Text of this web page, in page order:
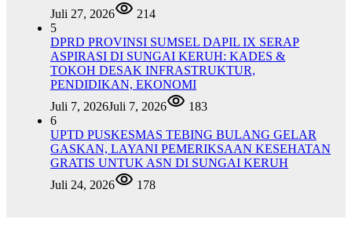
Juli 27, 2026
214
5
DPRD PROVINSI SUMSEL DAPIL IX SERAP
ASPIRASI DI SUNGAI KERUH: KADES &
TOKOH DESAK INFRASTRUKTUR,
PENDIDIKAN, EKONOMI
Juli 7, 2026Juli 7, 2026
183
6
UPTD PUSKESMAS TEBING BULANG GELAR
GASKAN, LAYANI PEMERIKSAAN KESEHATAN
GRATIS UNTUK ASN DI SUNGAI KERUH
Juli 24, 2026
178